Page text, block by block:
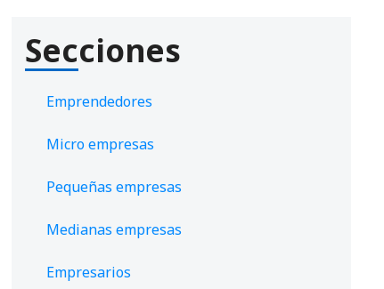
Secciones
Emprendedores
Micro empresas
Pequeñas empresas
Medianas empresas
Empresarios